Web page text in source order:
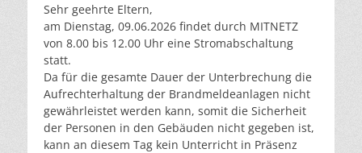
Sehr geehrte Eltern,
am Dienstag, 09.06.2026 findet durch MITNETZ
von 8.00 bis 12.00 Uhr eine Stromabschaltung
statt.
Da für die gesamte Dauer der Unterbrechung die
Aufrechterhaltung der Brandmeldeanlagen nicht
gewährleistet werden kann, somit die Sicherheit
der Personen in den Gebäuden nicht gegeben ist,
kann an diesem Tag kein Unterricht in Präsenz